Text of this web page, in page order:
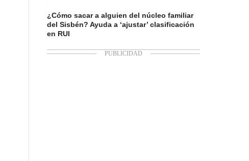
¿Cómo sacar a alguien del núcleo familiar
del Sisbén? Ayuda a ‘ajustar’ clasificación
en RUI